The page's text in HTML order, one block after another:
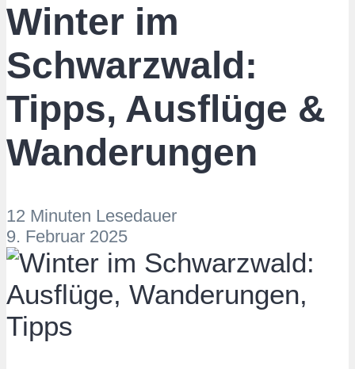
Winter im
Schwarzwald:
Tipps, Ausflüge &
Wanderungen
12 Minuten Lesedauer
9. Februar 2025